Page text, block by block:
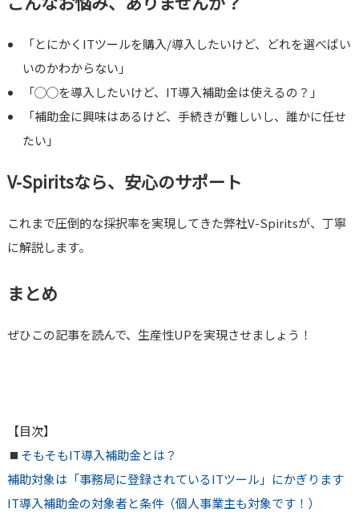
「とにかくITツールを購入/導入したいけど、どれを選べばい
いのかわからない」
「◯◯を導入したいけど、IT導入補助金は使えるの？」
「補助金に興味はあるけど、手続きが難しいし、誰かに任せ
たい」
V-Spiritsなら、安心のサポート
これまで圧倒的な採択率を実現してきた弊社V-Spiritsが、丁寧
に解説します。
まとめ
ぜひこの記事を読んで、生産性UPを実現させましょう！
【目次】
そもそもIT導入補助金とは？
補助対象は「事務局に登録されているITツール」にかぎります
IT導入補助金の対象者と条件（個人事業主も対象です！）